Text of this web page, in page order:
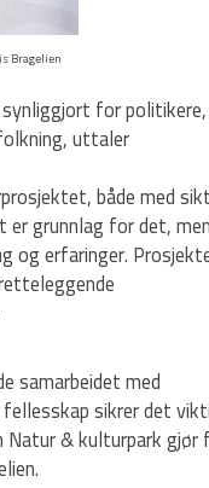
Bragelien
for politikere,
uttaler
både med
er grunnlag for det,
og erfaringer.
samarbeidet med
sikrer det
Natur & kulturpark gjør